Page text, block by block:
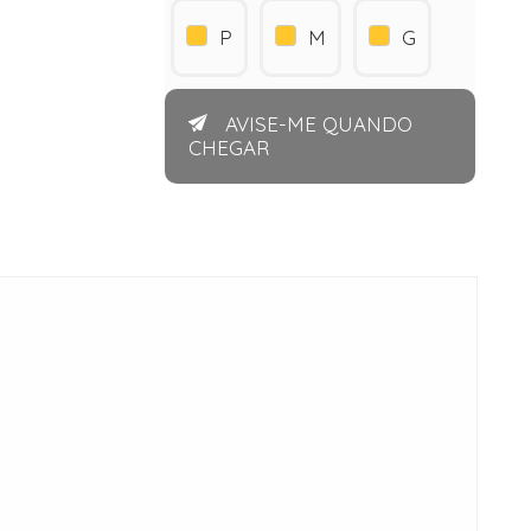
P M G
AVISE-ME QUANDO
CHEGAR